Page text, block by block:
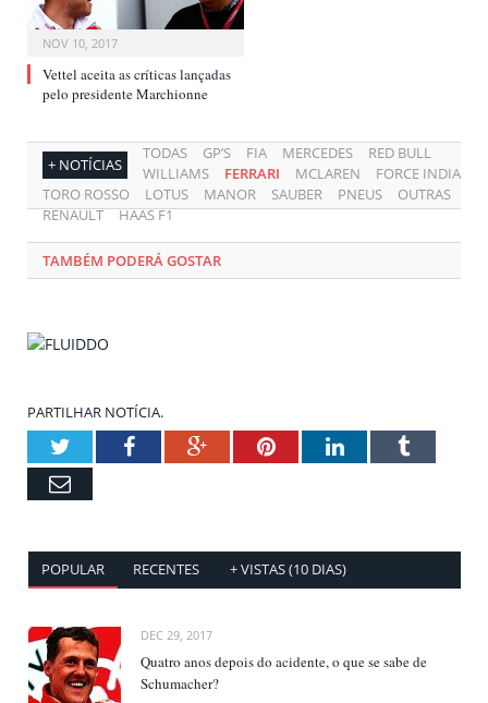
NOV 10, 2017
Vettel aceita as críticas lançadas
pelo presidente Marchionne
+ NOTÍCIAS
TODAS GP’S FIA MERCEDES
RED BULL
WILLIAMS
FERRARI MCLAREN
FORCE INDIA
TORO ROSSO
LOTUS MANOR SAUBER PNEUS
OUTRAS
RENAULT
HAAS F1
TAMBÉM PODERÁ GOSTAR
PARTILHAR NOTÍCIA.
TwitterFacebookGoogle+PinterestLinkedInTumblr
Email
POPULAR RECENTES + VISTAS (10 DIAS)
DEC 29, 2017
Quatro anos depois do acidente, o que se sabe de
Schumacher?